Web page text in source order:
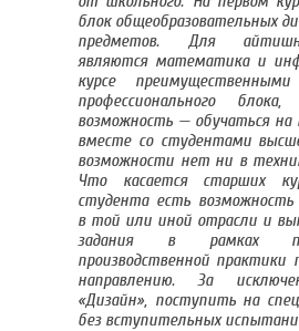
блок общеобразовательных
предметов. Для
являются математика и
курсе
профессионального
возможность — обучаться на
вместе со студентами
возможности нет ни в
Что касается старших
студента есть
в той или иной отрасли и
задания в рамках
производственной
направлению. За
«Дизайн», поступить на
без вступительных